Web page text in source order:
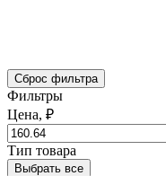
Сброс фильтра
Фильтры
Цена, ₽
Тип товара
Выбрать все